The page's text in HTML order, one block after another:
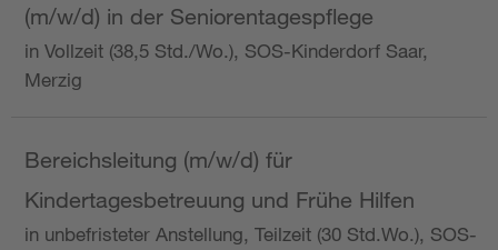
(m/w/d) in der Seniorentagespflege
in Vollzeit (38,5 Std./Wo.), SOS-Kinderdorf Saar,
Merzig
Bereichsleitung (m/w/d) für
Kindertagesbetreuung und Frühe Hilfen
in unbefristeter Anstellung, Teilzeit (30 Std.Wo.), SOS-